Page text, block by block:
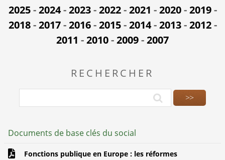
2025-2024-2023-2022-2021 -2020-2019-
2018-2017-2016-2015-2014-2013-2012-
2011 -2010-2009-2007
RECHERCHER
Documents de base clés du social
Fonctions publique en Europe : les réformes